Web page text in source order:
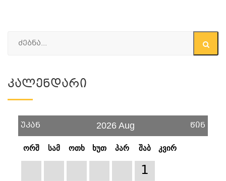
Კალენდარი
უკან 2026 Aug წინ
ორშ სამ ოთხ ხუთ პარ შაბ კვირ
1